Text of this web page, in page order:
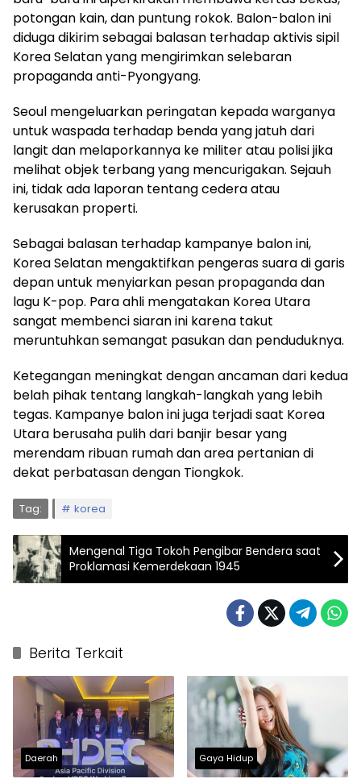
potongan kain, dan puntung rokok. Balon-balon ini
diduga dikirim sebagai balasan terhadap aktivis sipil
Korea Selatan yang mengirimkan selebaran
propaganda anti-Pyongyang.
Seoul mengeluarkan peringatan kepada warganya
untuk waspada terhadap benda yang jatuh dari
langit dan melaporkannya ke militer atau polisi jika
melihat objek terbang yang mencurigakan. Sejauh
ini, tidak ada laporan tentang cedera atau
kerusakan properti.
Sebagai balasan terhadap kampanye balon ini,
Korea Selatan mengaktifkan pengeras suara di garis
depan untuk menyiarkan pesan propaganda dan
lagu K-pop. Para ahli mengatakan Korea Utara
sangat membenci siaran ini karena takut
meruntuhkan semangat pasukan dan penduduknya.
Ketegangan meningkat dengan ancaman dari kedua
belah pihak tentang langkah-langkah yang lebih
tegas. Kampanye balon ini juga terjadi saat Korea
Utara berusaha pulih dari banjir besar yang
merendam ribuan rumah dan area pertanian di
dekat perbatasan dengan Tiongkok.
Tag: korea
Mengenal Tiga Tokoh Pengibar Bendera saat
Proklamasi Kemerdekaan 1945
Berita Terkait
Daerah Gaya Hidup